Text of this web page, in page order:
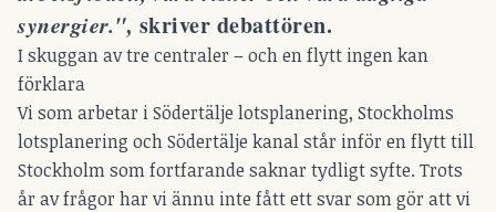
synergier.", skriver debattören.
I skuggan av tre centraler – och en flytt ingen kan
förklara
Vi som arbetar i Södertälje lotsplanering, Stockholms
lotsplanering och Södertälje kanal står inför en flytt till
Stockholm som fortfarande saknar tydligt syfte. Trots
år av frågor har vi ännu inte fått ett svar som gör att vi